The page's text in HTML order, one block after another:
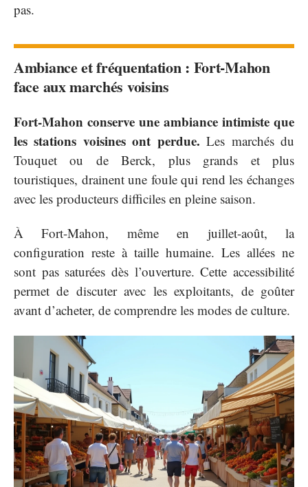
pas.
Ambiance et fréquentation : Fort-Mahon
face aux marchés voisins
Fort-Mahon conserve une ambiance intimiste que
les stations voisines ont perdue. Les marchés du
Touquet ou de Berck, plus grands et plus
touristiques, drainent une foule qui rend les échanges
avec les producteurs difficiles en pleine saison.
À Fort-Mahon, même en juillet-août, la
configuration reste à taille humaine. Les allées ne
sont pas saturées dès l’ouverture. Cette accessibilité
permet de discuter avec les exploitants, de goûter
avant d’acheter, de comprendre les modes de culture.